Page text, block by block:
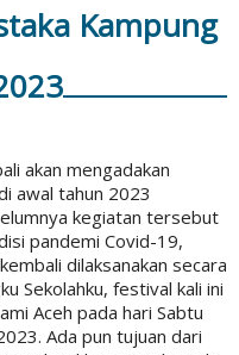
Kampung
akan mengadakan
awal tahun 2023
kegiatan tersebut
pandemi Covid-19,
dilaksanakan secara
Sekolahku, festival kali ini
Aceh pada hari Sabtu
Ada pun tujuan dari